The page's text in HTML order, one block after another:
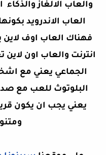
والعاب الالغاز والذكاء
العاب الاندرويد
فهناك العاب اوف
انترنت والعاب اون
الجماعي يعني مع
البلوتوث للعب مع
يعني يجب ان يكون